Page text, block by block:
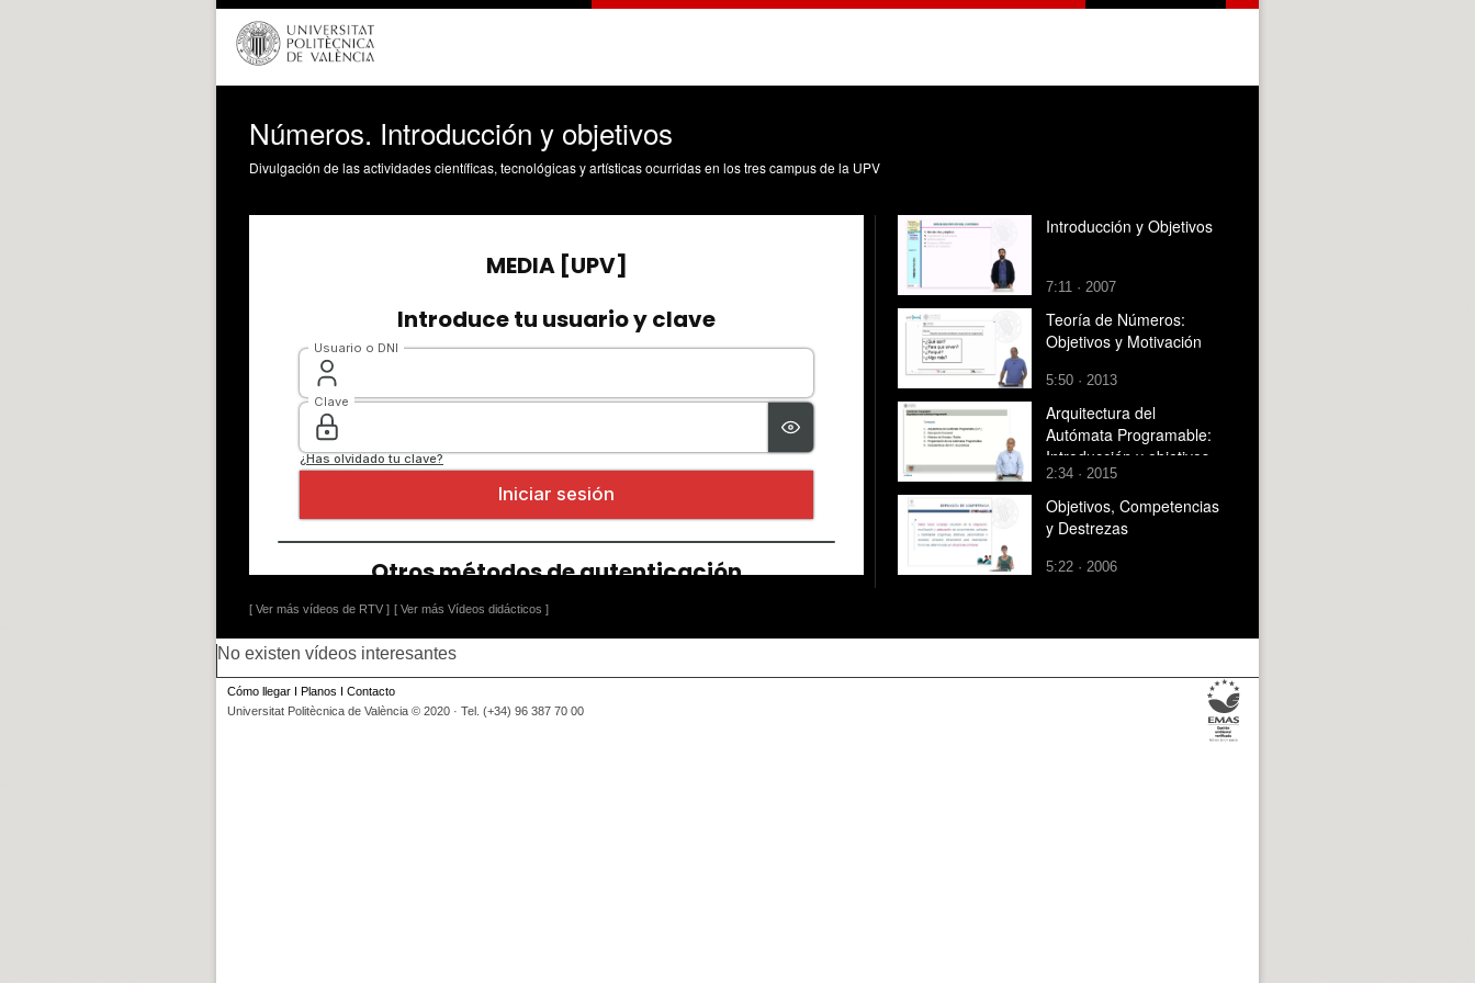
Números. Introducción y objetivos
Divulgación de las actividades científicas, tecnológicas y artísticas ocurridas en los tres campus de la UPV
[ Ver más vídeos de RTV ] [ Ver más Vídeos didácticos ]
Introducción y Objetivos
7:11 · 2007
Teoría de Números:
Objetivos y Motivación
5:50 · 2013
Arquitectura del
Autómata Programable:
Introducción y objetivos
2:34 · 2015
Objetivos, Competencias
y Destrezas
5:22 · 2006
No existen vídeos interesantes
Cómo llegar I Planos I Contacto
Universitat Politècnica de València © 2020 · Tel. (+34) 96 387 70 00